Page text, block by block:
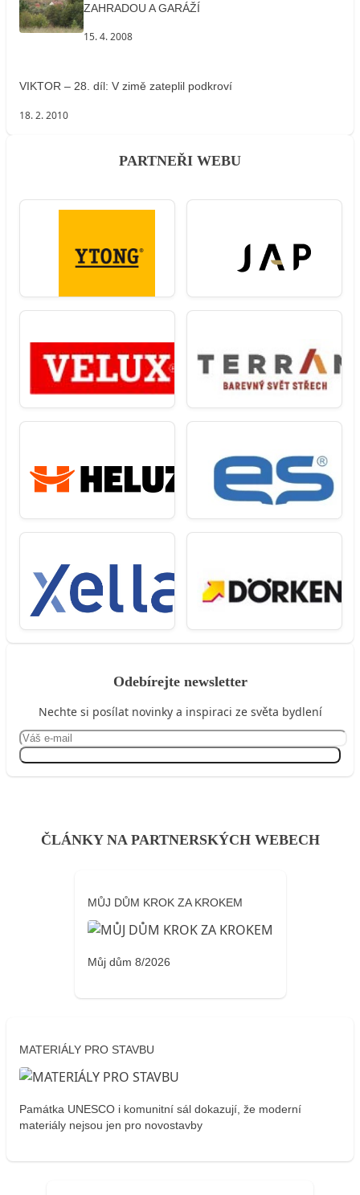
ZAHRADOU A GARÁŽÍ
15. 4. 2008
VIKTOR – 28. díl: V zimě zateplil podkroví
18. 2. 2010
PARTNEŘI WEBU
Odebírejte newsletter
Nechte si posílat novinky a inspiraci ze světa bydlení
ČLÁNKY NA PARTNERSKÝCH WEBECH
MŮJ DŮM KROK ZA KROKEM
Můj dům 8/2026
MATERIÁLY PRO STAVBU
Památka UNESCO i komunitní sál dokazují, že moderní
materiály nejsou jen pro novostavby